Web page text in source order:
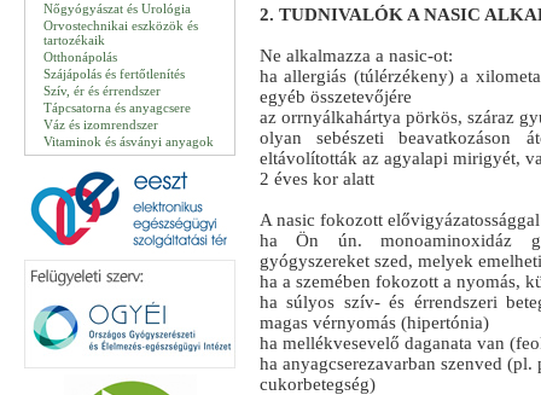
Nőgyógyászat és Urológia
Orvostechnikai eszközök és
tartozékaik
Otthonápolás
Szájápolás és fertőtlenítés
Szív, ér és érrendszer
Tápcsatorna és anyagcsere
Váz és izomrendszer
Vitaminok és ásványi anyagok
2. TUDNIVALÓK A NASIC
Ne alkalmazza a nasic-ot:
ha allergiás (túlérzékeny) a
egyéb összetevőjére
az orrnyálkahártya pörkös, száraz
olyan sebészeti beavatkozáson
eltávolították az agyalapi mirigyét,
2 éves kor alatt
A nasic fokozott
ha Ön ún. monoaminoxidáz
gyógyszereket szed, melyek
ha a szemében fokozott a nyomás,
ha súlyos szív- és érrendszeri
magas vérnyomás (hipertónia)
ha mellékvesevelő daganata van
ha anyagcserezavarban szenved
cukorbetegség)